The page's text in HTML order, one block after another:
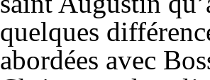
quelques
abordées avec